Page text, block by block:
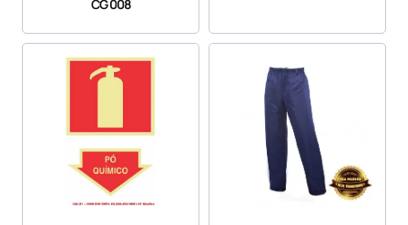
CG 008